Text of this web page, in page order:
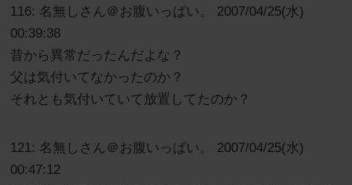
116: 名無しさん＠お腹いっぱい。 2007/04/25(水)
00:39:38
昔から異常だったんだよな？
父は気付いてなかったのか？
それとも気付いていて放置してたのか？
121: 名無しさん＠お腹いっぱい。 2007/04/25(水)
00:47:12